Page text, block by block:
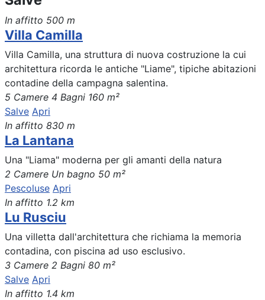
In affitto 500 m
Villa Camilla
Villa Camilla, una struttura di nuova costruzione la cui
architettura ricorda le antiche "Liame", tipiche abitazioni
contadine della campagna salentina.
5 Camere 4 Bagni 160 m²
Salve Apri
In affitto 830 m
La Lantana
Una "Liama" moderna per gli amanti della natura
2 Camere Un bagno 50 m²
Pescoluse Apri
In affitto 1.2 km
Lu Rusciu
Una villetta dall'architettura che richiama la memoria
contadina, con piscina ad uso esclusivo.
3 Camere 2 Bagni 80 m²
Salve Apri
In affitto 1.4 km